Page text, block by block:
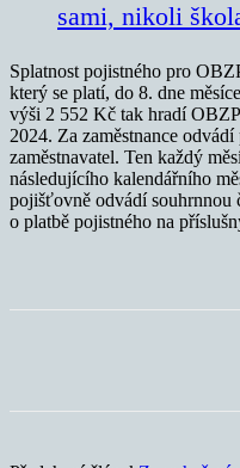
sami, nikoli
Splatnost pojistného pro
který se platí, do 8. dne
výši 2 552 Kč tak hradí
2024. Za zaměstnance
zaměstnavatel. Ten každý
následujícího kalendářního
pojišťovně odvádí souhrnnou
o platbě pojistného na